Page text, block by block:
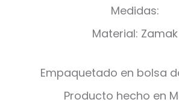
Medidas:
Material: Zamak
Empaquetado en bolsa
Producto hecho en